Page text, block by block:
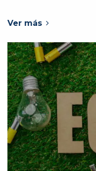
Ver más